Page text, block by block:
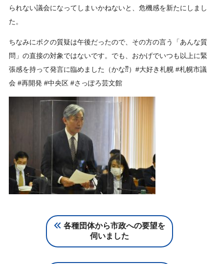
られない議会になってしまいかねないと、危機感を新たにしまし
た。
ちなみにボクの質疑は午後だったので、その方の言う「あんな質
問」の直接の対象ではないです。でも、おかげでいつも以上に緊
張感を持って発言に臨めました（かな⁇） #大好き札幌 #札幌市議
会 #再開発 #中央区 #さっぽろ芸文館
各種団体から市政への要望を
伺いました